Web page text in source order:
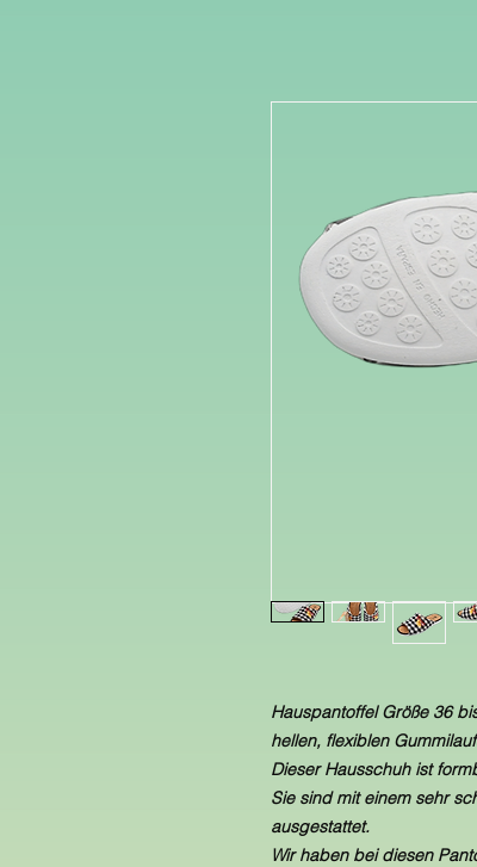
Hauspantoffel Größe 36
hellen, flexiblen
Dieser Hausschuh ist
Sie sind mit einem sehr
ausgestattet.
Wir haben bei diesen